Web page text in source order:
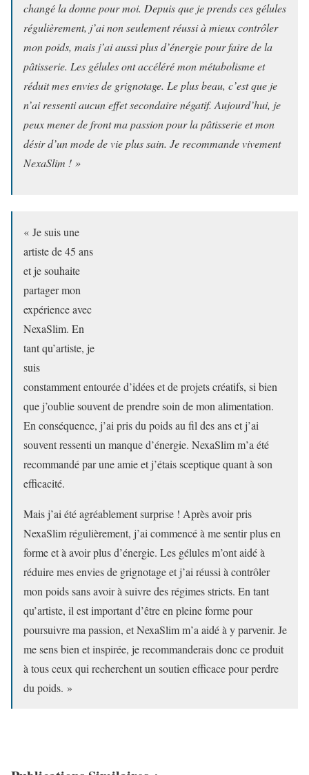
changé la donne pour moi. Depuis que je prends ces gélules
régulièrement, j’ai non seulement réussi à mieux contrôler
mon poids, mais j’ai aussi plus d’énergie pour faire de la
pâtisserie. Les gélules ont accéléré mon métabolisme et
réduit mes envies de grignotage. Le plus beau, c’est que je
n’ai ressenti aucun effet secondaire négatif. Aujourd’hui, je
peux mener de front ma passion pour la pâtisserie et mon
désir d’un mode de vie plus sain. Je recommande vivement
NexaSlim ! »
« Je suis une
artiste de 45 ans
et je souhaite
partager mon
expérience avec
NexaSlim. En
tant qu’artiste, je
suis
constamment entourée d’idées et de projets créatifs, si bien
que j’oublie souvent de prendre soin de mon alimentation.
En conséquence, j’ai pris du poids au fil des ans et j’ai
souvent ressenti un manque d’énergie. NexaSlim m’a été
recommandé par une amie et j’étais sceptique quant à son
efficacité.
Mais j’ai été agréablement surprise ! Après avoir pris
NexaSlim régulièrement, j’ai commencé à me sentir plus en
forme et à avoir plus d’énergie. Les gélules m’ont aidé à
réduire mes envies de grignotage et j’ai réussi à contrôler
mon poids sans avoir à suivre des régimes stricts. En tant
qu’artiste, il est important d’être en pleine forme pour
poursuivre ma passion, et NexaSlim m’a aidé à y parvenir. Je
me sens bien et inspirée, je recommanderais donc ce produit
à tous ceux qui recherchent un soutien efficace pour perdre
du poids. »